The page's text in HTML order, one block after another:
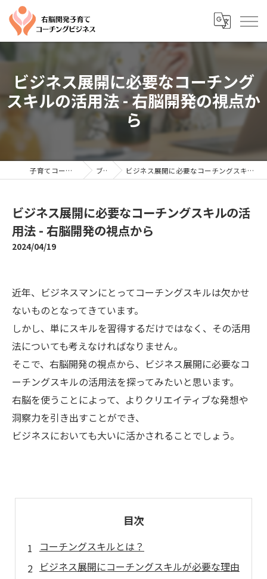
ビジネス展開に必要なコーチング
スキルの活用法 - 右脳開発の視点か
ら
子育てコーチングならYTC ブログ ビジネス展開に必要なコーチングスキルの活用法 - 右脳開発の視点から
ビジネス展開に必要なコーチングスキルの活
用法 - 右脳開発の視点から
2024/04/19
近年、ビジネスマンにとってコーチングスキルは欠かせ
ないものとなってきています。
しかし、単にスキルを習得するだけではなく、その活用
法についても考えなければなりません。
そこで、右脳開発の視点から、ビジネス展開に必要なコ
ーチングスキルの活用法を探ってみたいと思います。
右脳を使うことによって、よりクリエイティブな発想や
洞察力を引き出すことができ、
ビジネスにおいても大いに活かされることでしょう。
目次
コーチングスキルとは？
ビジネス展開にコーチングスキルが必要な理由